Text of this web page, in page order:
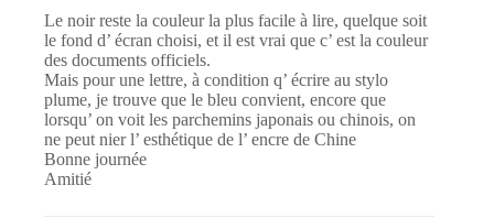
Le noir reste la couleur la plus facile à lire, quelque soit
le fond d’ écran choisi, et il est vrai que c’ est la couleur
des documents officiels.
Mais pour une lettre, à condition q’ écrire au stylo
plume, je trouve que le bleu convient, encore que
lorsqu’ on voit les parchemins japonais ou chinois, on
ne peut nier l’ esthétique de l’ encre de Chine
Bonne journée
Amitié